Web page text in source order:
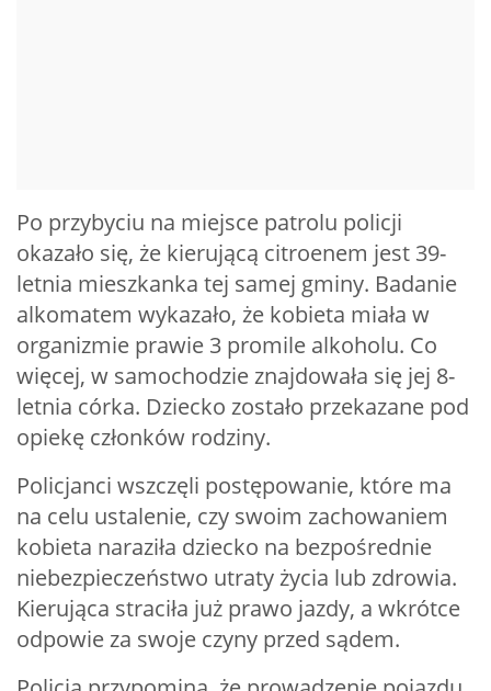
Po przybyciu na miejsce patrolu policji
okazało się, że kierującą citroenem jest 39-
letnia mieszkanka tej samej gminy. Badanie
alkomatem wykazało, że kobieta miała w
organizmie prawie 3 promile alkoholu. Co
więcej, w samochodzie znajdowała się jej 8-
letnia córka. Dziecko zostało przekazane pod
opiekę członków rodziny.
Policjanci wszczęli postępowanie, które ma
na celu ustalenie, czy swoim zachowaniem
kobieta naraziła dziecko na bezpośrednie
niebezpieczeństwo utraty życia lub zdrowia.
Kierująca straciła już prawo jazdy, a wkrótce
odpowie za swoje czyny przed sądem.